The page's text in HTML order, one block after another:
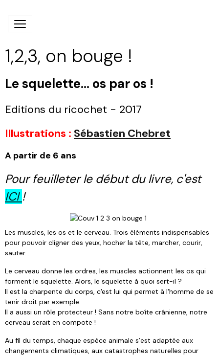
1,2,3, on bouge !
Le squelette… os par os !
Editions du ricochet - 2017
Illustrations : Sébastien Chebret
A partir de 6 ans
Pour feuilleter le début du livre, c'est
ICI!
Les muscles, les os et le cerveau. Trois éléments indispensables
pour pouvoir cligner des yeux, hocher la tête, marcher, courir,
sauter…
Le cerveau donne les ordres, les muscles actionnent les os qui
forment le squelette. Alors, le squelette à quoi sert-il ?
Il est la charpente du corps, c'est lui qui permet à l'homme de se
tenir droit par exemple.
Il a aussi un rôle protecteur ! Sans notre boîte crânienne, notre
cerveau serait en compote !
Au fil du temps, chaque espèce animale s’est adaptée aux
changements climatiques, aux catastrophes naturelles pour